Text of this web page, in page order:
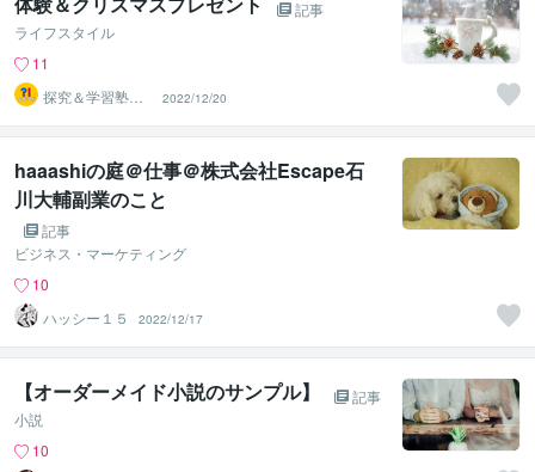
記事
ライフスタイル
11
探究＆学習塾｜
なぜラボ
2022/12/20
haaashiの庭＠仕事＠株式会社Escape石
川大輔副業のこと
記事
ビジネス・マーケティング
10
ハッシー１５
2022/12/17
【オーダーメイド小説のサンプル】
記事
小説
10